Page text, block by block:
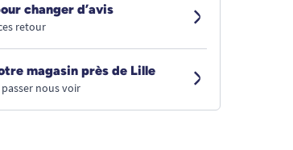
changer d’avis
retour
magasin près de Lille
nous voir